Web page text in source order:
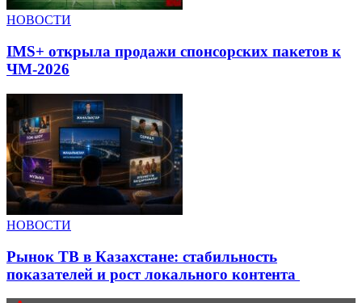
НОВОСТИ
IMS+ открыла продажи спонсорских пакетов к
ЧМ-2026
НОВОСТИ
Рынок ТВ в Казахстане: стабильность
показателей и рост локального контента